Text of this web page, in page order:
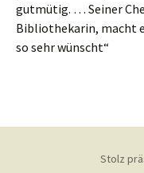
gutmütig. … Seiner
Bibliothekarin, macht
so sehr wünscht“
Stolz